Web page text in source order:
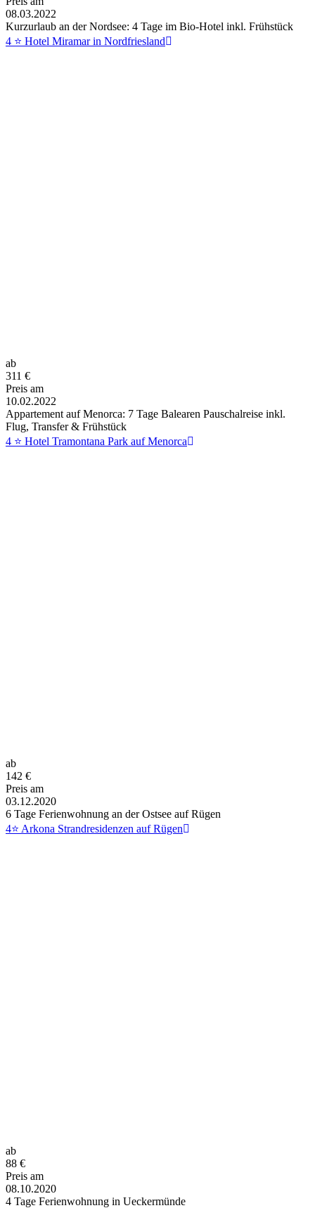
08.03.2022
Kurzurlaub an der Nordsee: 4 Tage im Bio-Hotel inkl. Frühstück
4 ⭐ Hotel Miramar in Nordfriesland
ab
311 €
Preis am
10.02.2022
Appartement auf Menorca: 7 Tage Balearen Pauschalreise inkl.
Flug, Transfer & Frühstück
4 ⭐ Hotel Tramontana Park auf Menorca
ab
142 €
Preis am
03.12.2020
6 Tage Ferienwohnung an der Ostsee auf Rügen
4⭐ Arkona Strandresidenzen auf Rügen
ab
88 €
Preis am
08.10.2020
4 Tage Ferienwohnung in Ueckermünde